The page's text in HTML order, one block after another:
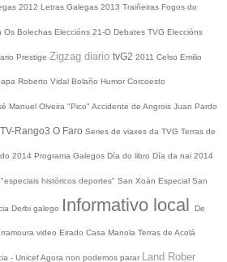
2012 Letras Galegas 2013 Traiñeiras Fogos do
Os Bolechas Eleccións 21-O Debates TVG Eleccións
Prestige Zigzag diario tvG2 2011 Celso Emilio
Roberto Vidal Bolaño Humor Corcoesto
Manuel Olveira "Pico" Accidente de Angrois Juan Pardo
Rango3 O Faro Series de viaxes da TVG Terras de
2014 Programa Galegos Día do libro Día da nai 2014
"especiais históricos deportes" San Xoán Especial San
Derbi galego Informativo local De
video Eirado Casa Manola Terras de Acolá
- UnicefAgora non podemos parar Land Rober